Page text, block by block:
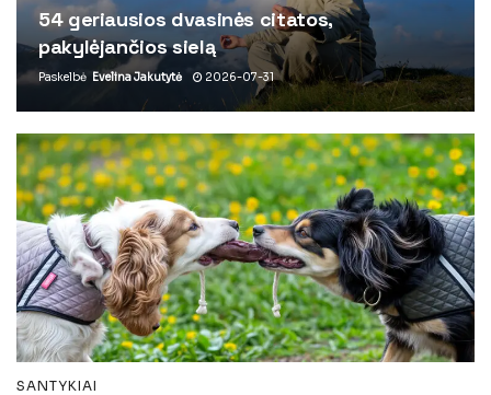
54 geriausios dvasinės citatos,
pakylėjančios sielą
Paskelbė Evelina Jakutytė 2026-07-31
SANTYKIAI